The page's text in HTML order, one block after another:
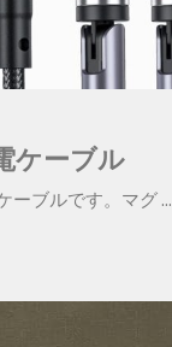
ケーブル
ーブルです。マグ ...